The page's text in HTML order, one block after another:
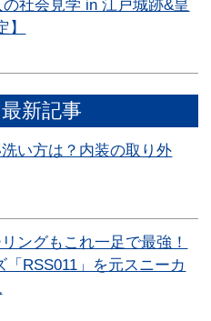
の社会見学 in 江戸城跡&皇
新記事
い方は？内装の取り外
ングもこれ一足で最強！
RSS011」を元スニーカ